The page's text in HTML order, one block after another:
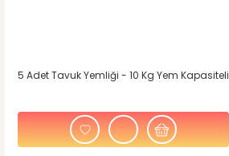
5 Adet Tavuk Yemliği - 10 Kg Yem Kapasiteli